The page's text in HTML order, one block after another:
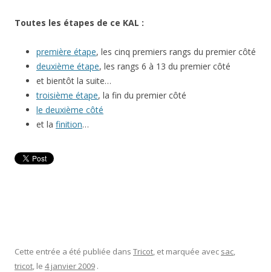
Toutes les étapes de ce KAL :
première étape, les cinq premiers rangs du premier côté
deuxième étape, les rangs 6 à 13 du premier côté
et bientôt la suite…
troisième étape, la fin du premier côté
le deuxième côté
et la finition…
Cette entrée a été publiée dans Tricot, et marquée avec sac,
tricot, le 4 janvier 2009 .